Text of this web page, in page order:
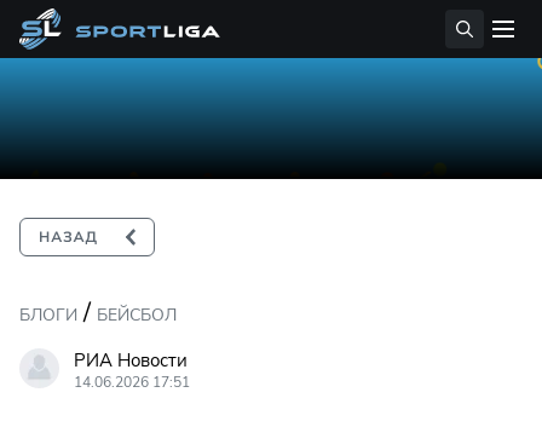
БЛОГИ / БЕЙСБОЛ
РИА Новости
14.06.2026 17:51